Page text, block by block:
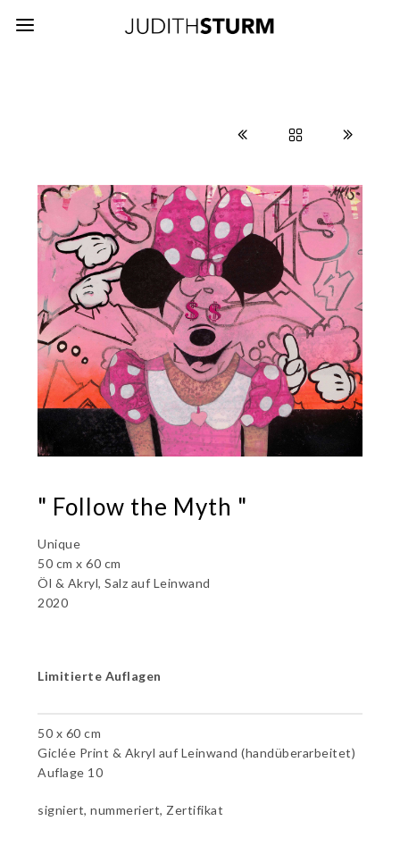
" Follow the Myth "
Unique
50 cm x 60 cm
Öl & Akryl, Salz auf Leinwand
2020
Limitierte Auflagen
50 x 60 cm
Giclée Print & Akryl auf Leinwand (handüberarbeitet)
Auflage 10
signiert, nummeriert, Zertifikat